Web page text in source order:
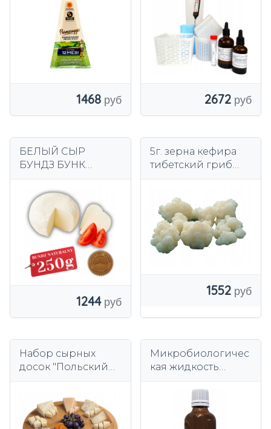
твердый
итальянский сыр,
выдержанный
1468 2672
БЕЛЫЙ СЫР
БУНДЗ БУНК
ТРАДИЦИОННЫЙ
ПОЛЬСКИЙ
НАТУРАЛЬНЫЙ
ПРОДУКТ СВЕЖИЙ
1244
5г. зерна кефира
тибетский гриб
1552
Набор сырных
досок "Польский
Микробиологичес
кая жидкость
фермент для сыра